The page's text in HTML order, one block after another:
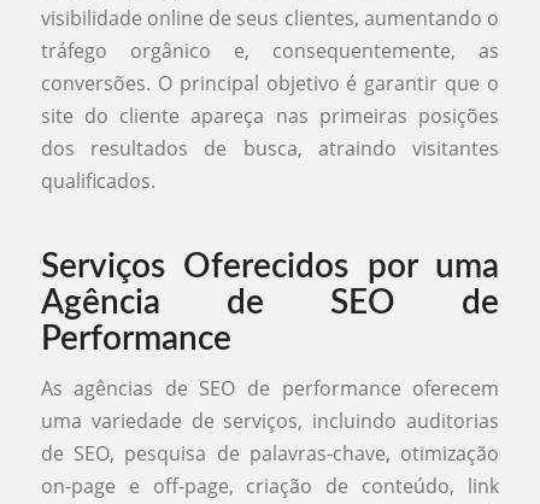
visibilidade online de seus clientes, aumentando o
tráfego orgânico e, consequentemente, as
conversões. O principal objetivo é garantir que o
site do cliente apareça nas primeiras posições
dos resultados de busca, atraindo visitantes
qualificados.
Serviços Oferecidos por uma
Agência de SEO de
Performance
As agências de SEO de performance oferecem
uma variedade de serviços, incluindo auditorias
de SEO, pesquisa de palavras-chave, otimização
on-page e off-page, criação de conteúdo, link